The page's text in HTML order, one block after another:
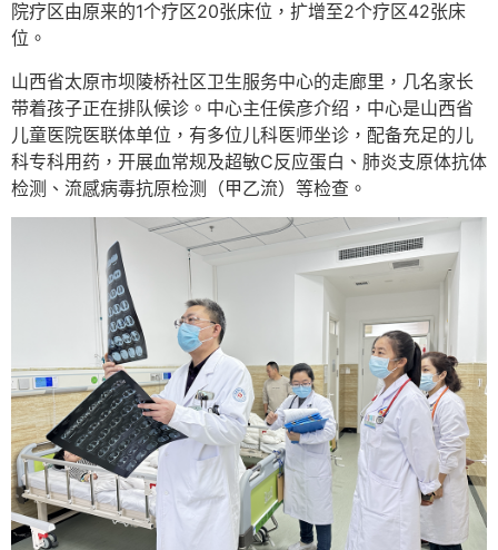
院疗区由原来的1个疗区20张床位，扩增至2个疗区42张床
位。
山西省太原市坝陵桥社区卫生服务中心的走廊里，几名家长
带着孩子正在排队候诊。中心主任侯彦介绍，中心是山西省
儿童医院医联体单位，有多位儿科医师坐诊，配备充足的儿
科专科用药，开展血常规及超敏C反应蛋白、肺炎支原体抗体
检测、流感病毒抗原检测（甲乙流）等检查。